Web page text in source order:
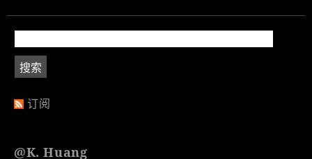
订阅
@K. Huang